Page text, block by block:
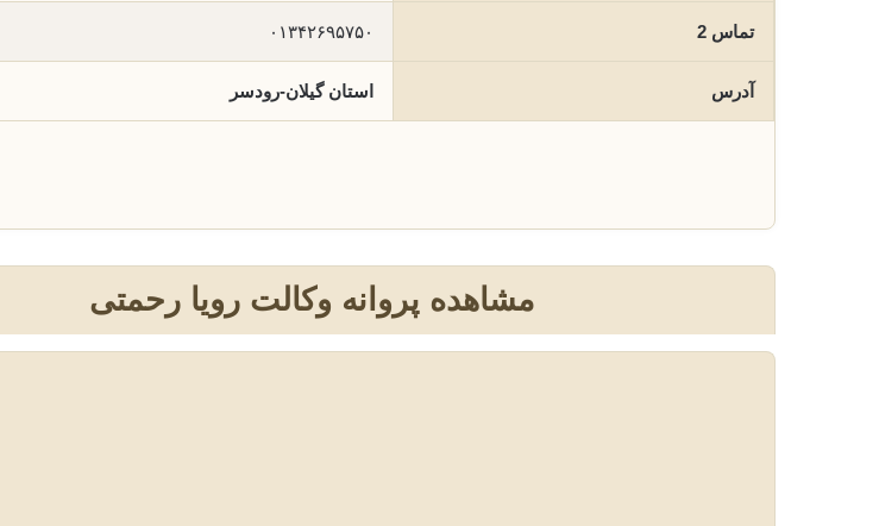
تماس 2 ۰۱۳۴۲۶۹۵۷۵۰
آدرس استان گیلان-رودسر
مشاهده پروانه وکالت رویا رحمتی